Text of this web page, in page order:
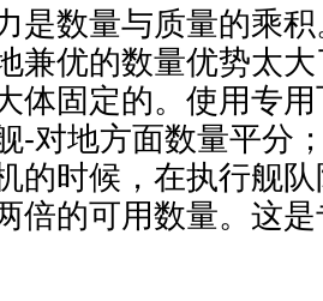
是数量与质量的乘
兼优的数量优势太
体固定的。使用专
-对地方面数量平分
的时候，在执行舰
倍的可用数量。这